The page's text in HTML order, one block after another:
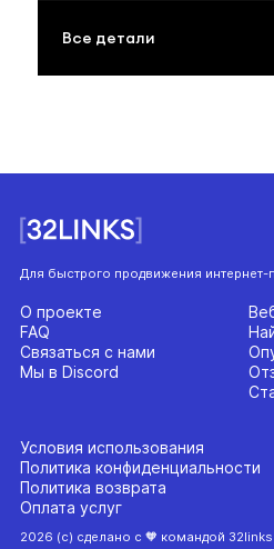
Все детали
Для быстрого продвижения интернет-
О проекте
FAQ
Связаться с нами
Мы в Discord
Условия использования
Политика конфиденциальности
Политика возврата
Оплата услуг
2026 (с) сделано с 🧡 командой 32links